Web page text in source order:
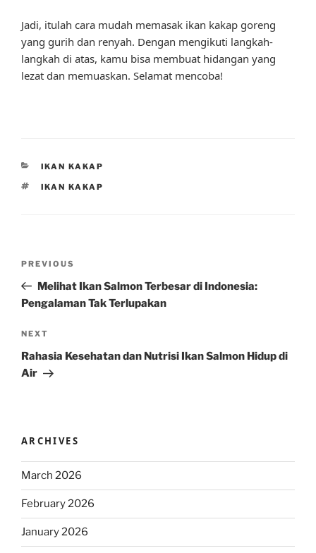
Jadi, itulah cara mudah memasak ikan kakap goreng
yang gurih dan renyah. Dengan mengikuti langkah-
langkah di atas, kamu bisa membuat hidangan yang
lezat dan memuaskan. Selamat mencoba!
CATEGORIES
IKAN KAKAP
TAGS
IKAN KAKAP
Previous
Post
PREVIOUS
Melihat Ikan Salmon Terbesar di Indonesia:
Pengalaman Tak Terlupakan
Next
Post
NEXT
Rahasia Kesehatan dan Nutrisi Ikan Salmon Hidup di
Air
ARCHIVES
March 2026
February 2026
January 2026